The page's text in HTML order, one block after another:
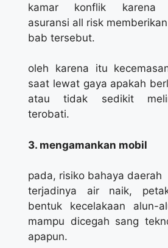
kamar konflik karena
asuransi all risk
bab tersebut.
oleh karena itu
saat lewat gaya apakah
atau tidak sedikit
terobati.
3. mengamankan mobil
pada, risiko bahaya daerah
terjadinya air naik,
bentuk kecelakaan alun-
mampu dicegah sang
apapun.